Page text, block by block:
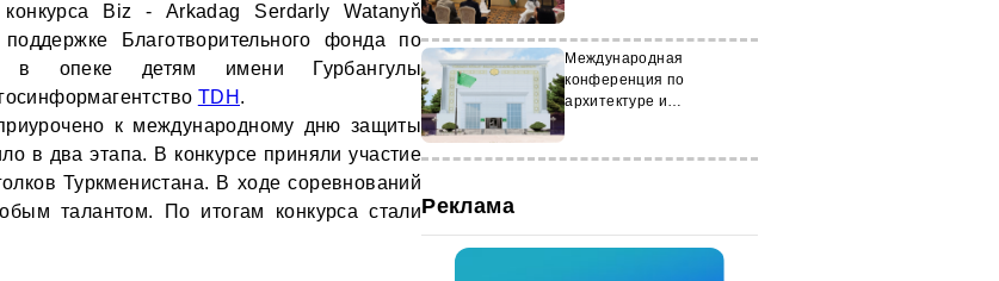
Biz - Arkadag Serdarly Watanyň
Благотворительного фонда по
в опеке детям имени Гурбангулы
TDH .
к международному дню защиты
в два этапа. В конкурсе приняли участие
Туркменистана. В ходе соревнований
талантом. По итогам конкурса стали
Международная
конференция по
архитектуре и
Реклама